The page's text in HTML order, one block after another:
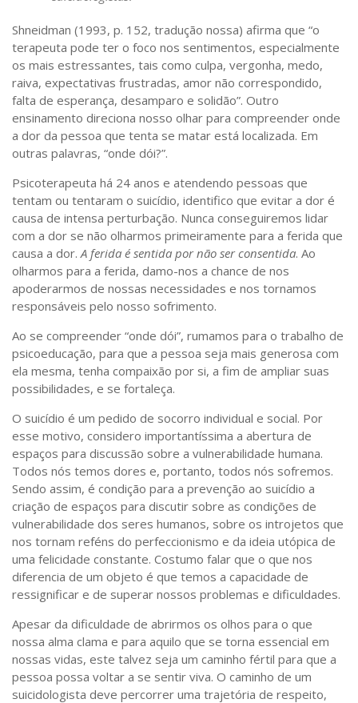
Shneidman (1993, p. 152, tradução nossa) afirma que “o
terapeuta pode ter o foco nos sentimentos, especialmente
os mais estressantes, tais como culpa, vergonha, medo,
raiva, expectativas frustradas, amor não correspondido,
falta de esperança, desamparo e solidão”. Outro
ensinamento direciona nosso olhar para compreender onde
a dor da pessoa que tenta se matar está localizada. Em
outras palavras, “onde dói?”.
Psicoterapeuta há 24 anos e atendendo pessoas que
tentam ou tentaram o suicídio, identifico que evitar a dor é
causa de intensa perturbação. Nunca conseguiremos lidar
com a dor se não olharmos primeiramente para a ferida que
causa a dor.A ferida é sentida por não ser consentida. Ao
olharmos para a ferida, damo-nos a chance de nos
apoderarmos de nossas necessidades e nos tornamos
responsáveis pelo nosso sofrimento.
Ao se compreender “onde dói”, rumamos para o trabalho de
psicoeducação, para que a pessoa seja mais generosa com
ela mesma, tenha compaixão por si, a fim de ampliar suas
possibilidades, e se fortaleça.
O suicídio é um pedido de socorro individual e social. Por
esse motivo, considero importantíssima a abertura de
espaços para discussão sobre a vulnerabilidade humana.
Todos nós temos dores e, portanto, todos nós sofremos.
Sendo assim, é condição para a prevenção ao suicídio a
criação de espaços para discutir sobre as condições de
vulnerabilidade dos seres humanos, sobre os introjetos que
nos tornam reféns do perfeccionismo e da ideia utópica de
uma felicidade constante. Costumo falar que o que nos
diferencia de um objeto é que temos a capacidade de
ressignificar e de superar nossos problemas e dificuldades.
Apesar da dificuldade de abrirmos os olhos para o que
nossa alma clama e para aquilo que se torna essencial em
nossas vidas, este talvez seja um caminho fértil para que a
pessoa possa voltar a se sentir viva. O caminho de um
suicidologista deve percorrer uma trajetória de respeito,